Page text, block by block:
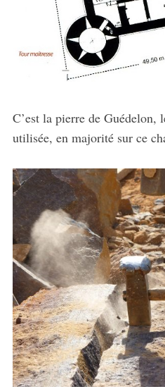
C’est la pierre de Guédelon,
utilisée, en majorité sur ce